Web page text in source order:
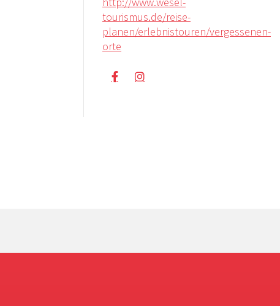
tourismus.de/reise-
planen/erlebnistouren/vergessenen-
orte